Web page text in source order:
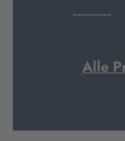
Alle